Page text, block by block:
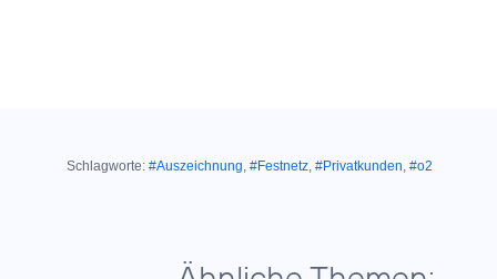
Schlagworte: #Auszeichnung, #Festnetz, #Privatkunden, #o2